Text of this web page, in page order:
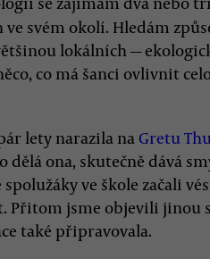
ve svém okolí. Hledám
lokálních —
co má šanci ovlivnit
lety narazila naGretu
dělá ona, skutečně dává
spolužáky ve škole začali
Přitom jsme objevili jinou
také připravovala.